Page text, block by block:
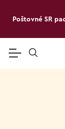
Poštovné SR